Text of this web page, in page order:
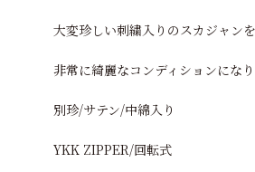
大変珍しい刺繍入りのスカジャン
非常に綺麗なコンディションになり
別珍/サテン/中綿入り
YKK ZIPPER/回転式